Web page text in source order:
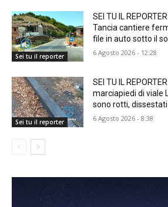
Sei tu il reporter
SEI TU IL
Tancia cantiere
file in auto sotto il
6 Agosto 2026 - 12:28
Sei tu il reporter
SEI TU IL
marciapiedi di viale
sono rotti, dissestati
6 Agosto 2026 - 8:38